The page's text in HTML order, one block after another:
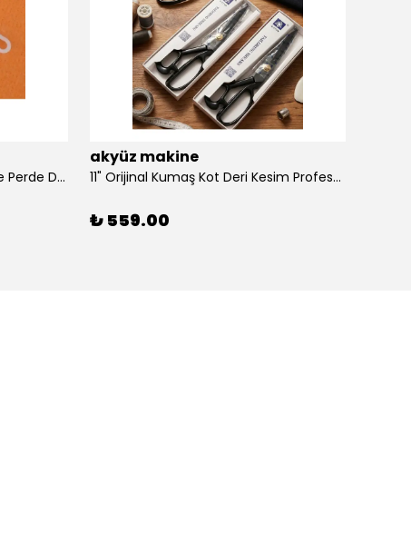
100 Adet Dikmeli Sistem Tül Ve Perde Düğmesi Korniş Halkası
akyüz makine
11" Orijinal Kumaş Kot Deri Kesim Profesyonel Terzi Makası, Dövme Alaşımlı Çelik Premium
₺ 559.00